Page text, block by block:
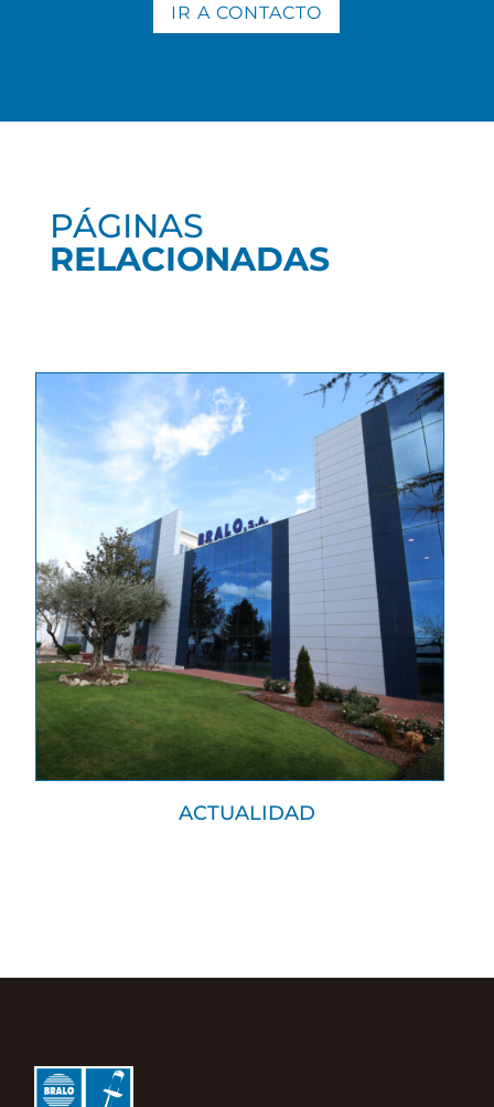
IR A CONTACTO
PÁGINAS
RELACIONADAS
ACTUALIDAD